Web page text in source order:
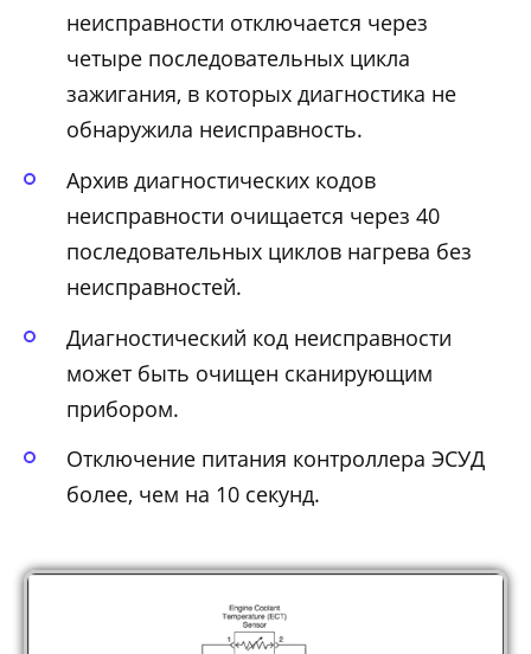
неисправности отключается через
четыре последовательных цикла
зажигания, в которых диагностика не
обнаружила неисправность.
Архив диагностических кодов
неисправности очищается через 40
последовательных циклов нагрева без
неисправностей.
Диагностический код неисправности
может быть очищен сканирующим
прибором.
Отключение питания контроллера ЭСУД
более, чем на 10 секунд.